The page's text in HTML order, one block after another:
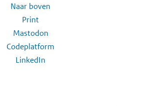
Naar boven
Print
Mastodon
Codeplatform
LinkedIn